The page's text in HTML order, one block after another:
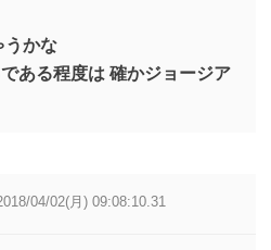
うかな
ある程度は 確かジョージア
04/02(月) 09:08:10.31